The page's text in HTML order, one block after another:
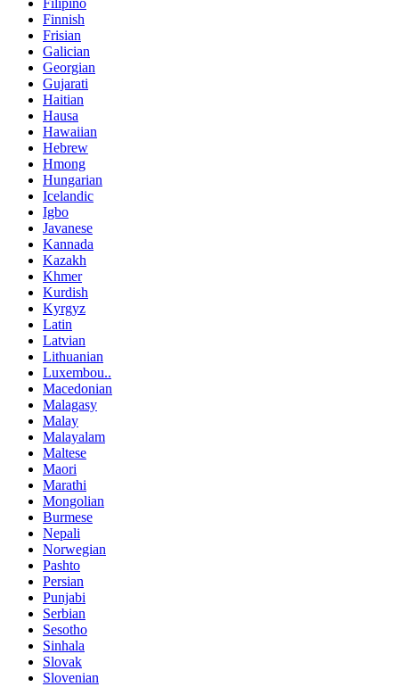
Filipino
Finnish
Frisian
Galician
Georgian
Gujarati
Haitian
Hausa
Hawaiian
Hebrew
Hmong
Hungarian
Icelandic
Igbo
Javanese
Kannada
Kazakh
Khmer
Kurdish
Kyrgyz
Latin
Latvian
Lithuanian
Luxembou..
Macedonian
Malagasy
Malay
Malayalam
Maltese
Maori
Marathi
Mongolian
Burmese
Nepali
Norwegian
Pashto
Persian
Punjabi
Serbian
Sesotho
Sinhala
Slovak
Slovenian